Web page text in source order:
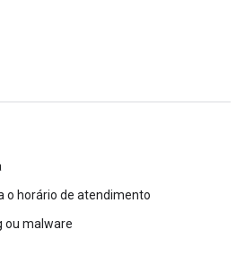
o horário de atendimento
ou malware